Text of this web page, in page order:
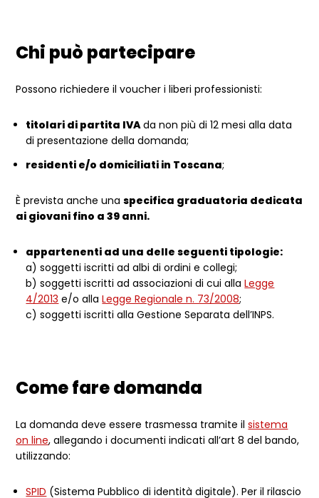
Chi può partecipare
Possono richiedere il voucher i liberi professionisti:
titolari di partita IVAda non più di 12 mesi alla data
di presentazione della domanda;
residenti e/o domiciliati in Toscana;
È prevista anche unaspecifica graduatoria dedicata
ai giovani fino a 39 anni.
appartenenti ad una delle seguenti tipologie:
a) soggetti iscritti ad albi di ordini e collegi;
b) soggetti iscritti ad associazioni di cui allaLegge
4/2013 e/o allaLegge Regionale n. 73/2008;
c) soggetti iscritti alla Gestione Separata dell’INPS.
Come fare domanda
La domanda deve essere trasmessa tramite ilsistema
on line, allegando i documenti indicati all’art 8 del bando,
utilizzando:
SPID (Sistema Pubblico di identità digitale). Per il rilascio